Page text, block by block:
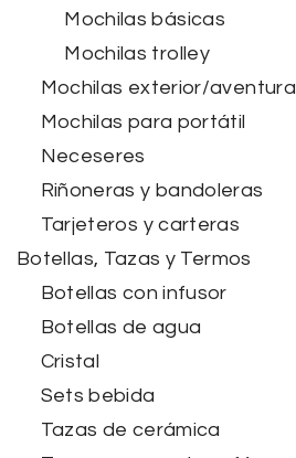
Mochilas básicas
Mochilas trolley
Mochilas exterior/aventura
Mochilas para portátil
Neceseres
Riñoneras y bandoleras
Tarjeteros y carteras
Botellas, Tazas y Termos
Botellas con infusor
Botellas de agua
Cristal
Sets bebida
Tazas de cerámica